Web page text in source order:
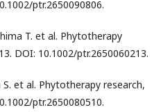
ptr.2650090806.
T. et al. Phytotherapy
DOI: 10.1002/ptr.2650060213.
et al. Phytotherapy research,
ptr.2650080510.